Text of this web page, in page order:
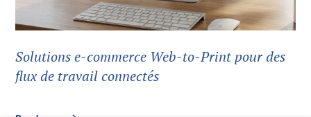
Solutions e-commerce Web-to-Print pour des
flux de travail connectés